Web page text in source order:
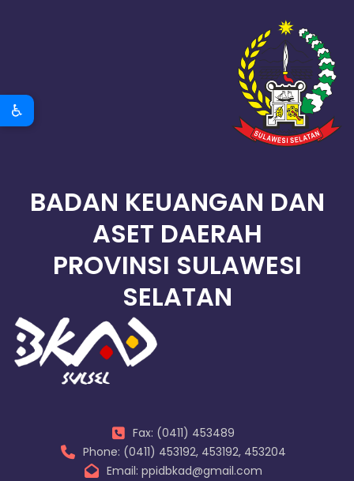
♿
BADAN KEUANGAN DAN
ASET DAERAH
PROVINSI SULAWESI
SELATAN
Fax: (0411) 453489
Phone: (0411) 453192, 453192, 453204
Email: ppidbkad@gmail.com